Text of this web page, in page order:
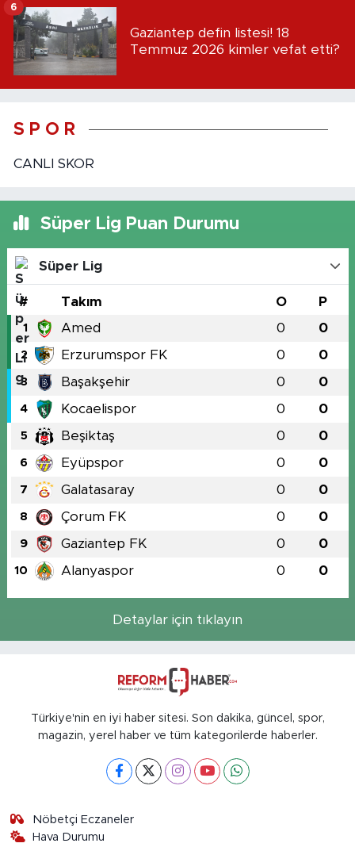
Gaziantep defin listesi! 18
Temmuz 2026 kimler vefat etti?
6
S P O R
CANLI SKOR
Süper Lig Puan Durumu
Süper Lig
# Takım O P
1 Amed 0 0
2 Erzurumspor FK 0 0
3 Başakşehir 0 0
4 Kocaelispor 0 0
5 Beşiktaş 0 0
6 Eyüpspor 0 0
7 Galatasaray 0 0
8 Çorum FK 0 0
9 Gaziantep FK 0 0
10 Alanyaspor 0 0
Detaylar için tıklayın
Türkiye'nin en iyi haber sitesi. Son dakika, güncel, spor,
magazin, yerel haber ve tüm kategorilerde haberler.
Nöbetçi Eczaneler
Hava Durumu